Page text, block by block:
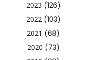
2023 (126)
2022(103)
2021 (68)
2020 (73)